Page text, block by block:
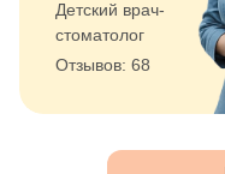
Детский врач-
стоматолог
Отзывов: 68